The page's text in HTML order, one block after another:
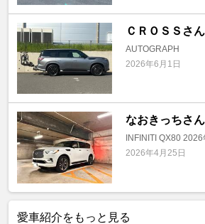
ＣＲＯＳＳさ
AUTOGRAPH
2026年6月1日
なおきっちさ
INFINITI QX80
2026年4月25日
愛車紹介をもっと見る